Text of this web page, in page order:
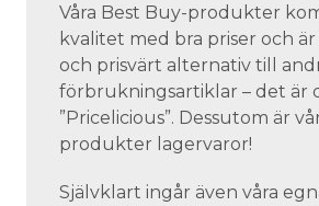
Våra Best Buy-produkter
kvalitet med bra priser och
och prisvärt alternativ till
förbrukningsartiklar – det är
”Pricelicious”. Dessutom är
produkter lagervaror!
Självklart ingår även våra